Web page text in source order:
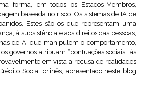
forma, em todos os Estados-Membros,
baseada no risco. Os sistemas de IA de
Estes são os que representam uma
à subsistência e aos direitos das pessoas,
de AI que manipulem o comportamento,
governos atribuam “pontuações sociais” às
em vista a recusa de realidades
Social chinês, apresentado neste blog